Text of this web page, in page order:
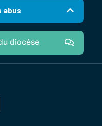
abus
diocèse